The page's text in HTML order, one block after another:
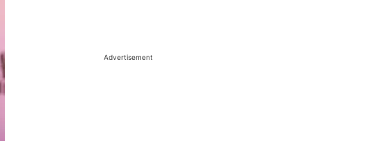
Advertisement